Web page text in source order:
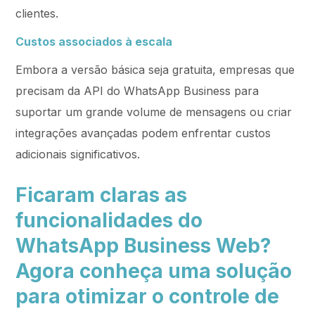
clientes.
Custos associados à escala
Embora a versão básica seja gratuita, empresas que
precisam da API do WhatsApp Business para
suportar um grande volume de mensagens ou criar
integrações avançadas podem enfrentar custos
adicionais significativos.
Ficaram claras as
funcionalidades do
WhatsApp Business Web?
Agora conheça uma solução
para otimizar o controle de